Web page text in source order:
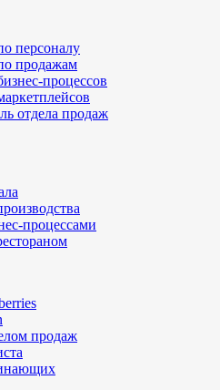
персоналу
продажам
процессов
отдела продаж
процессами
продаж